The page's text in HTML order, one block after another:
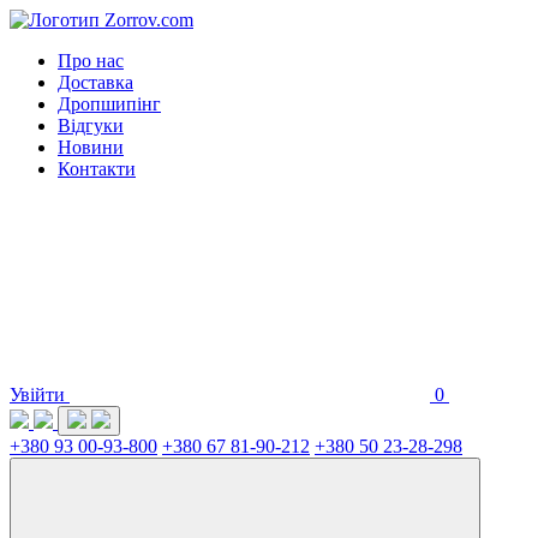
Про нас
Доставка
Дропшипінг
Відгуки
Новини
Контакти
Увійти 0
+380 93 00-93-800 +380 67 81-90-212 +380 50 23-28-298